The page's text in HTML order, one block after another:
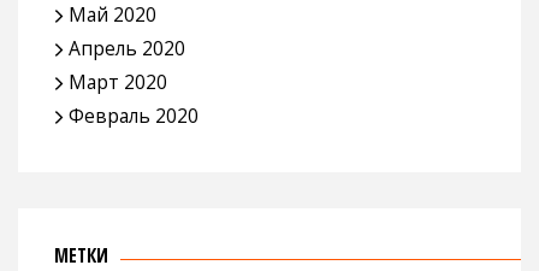
Май 2020
Апрель 2020
Март 2020
Февраль 2020
МЕТКИ